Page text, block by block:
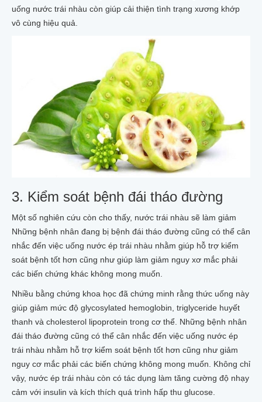
uống nước trái nhàu còn giúp cải thiện tình trạng xương khớp
vô cùng hiệu quả.
3. Kiểm soát bệnh đái tháo đường
Một số nghiên cứu còn cho thấy, nước trái nhàu sẽ làm giảm
Những bệnh nhân đang bị bệnh đái tháo đường cũng có thể cân
nhắc đến việc uống nước ép trái nhàu nhằm giúp hỗ trợ kiểm
soát bệnh tốt hơn cũng như giúp làm giảm nguy xơ mắc phải
các biến chứng khác không mong muốn.
Nhiều bằng chứng khoa học đã chứng minh rằng thức uống này
giúp giảm mức độ glycosylated hemoglobin, triglyceride huyết
thanh và cholesterol lipoprotein trong cơ thể. Những bệnh nhân
đái tháo đường cũng có thể cân nhắc đến việc uống nước ép
trái nhàu nhằm hỗ trợ kiểm soát bệnh tốt hơn cũng như giảm
nguy cơ mắc phải các biến chứng không mong muốn. Không chỉ
vậy, nước ép trái nhàu còn có tác dụng làm tăng cường độ nhạy
cảm với insulin và kích thích quá trình hấp thu glucose.